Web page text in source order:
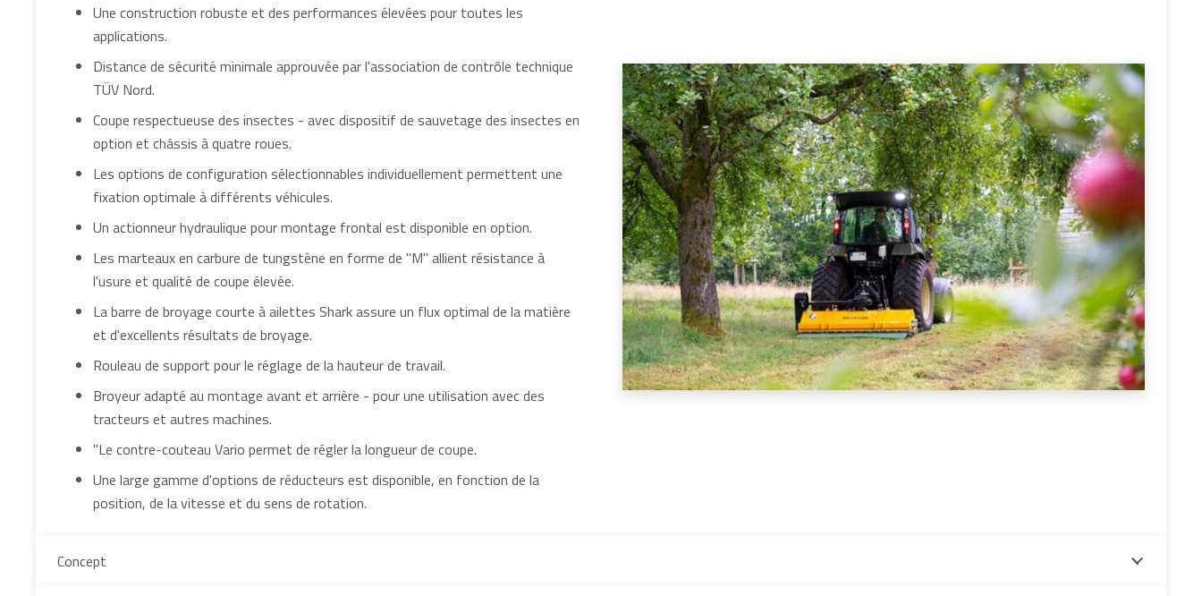
Une construction robuste et des performances élevées pour toutes les
applications.
Distance de sécurité minimale approuvée par l'association de contrôle technique
TÜV Nord.
Coupe respectueuse des insectes - avec dispositif de sauvetage des insectes en
option et châssis à quatre roues.
Les options de configuration sélectionnables individuellement permettent une
fixation optimale à différents véhicules.
Un actionneur hydraulique pour montage frontal est disponible en option.
Les marteaux en carbure de tungstène en forme de "M" allient résistance à
l'usure et qualité de coupe élevée.
La barre de broyage courte à ailettes Shark assure un flux optimal de la matière
et d'excellents résultats de broyage.
Rouleau de support pour le réglage de la hauteur de travail.
Broyeur adapté au montage avant et arrière - pour une utilisation avec des
tracteurs et autres machines.
"Le contre-couteau Vario permet de régler la longueur de coupe.
Une large gamme d'options de réducteurs est disponible, en fonction de la
position, de la vitesse et du sens de rotation.
Concept